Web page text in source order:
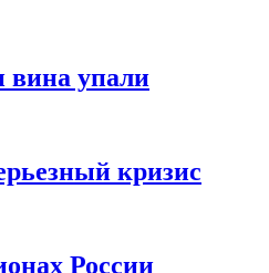
вина упали
кризис
России